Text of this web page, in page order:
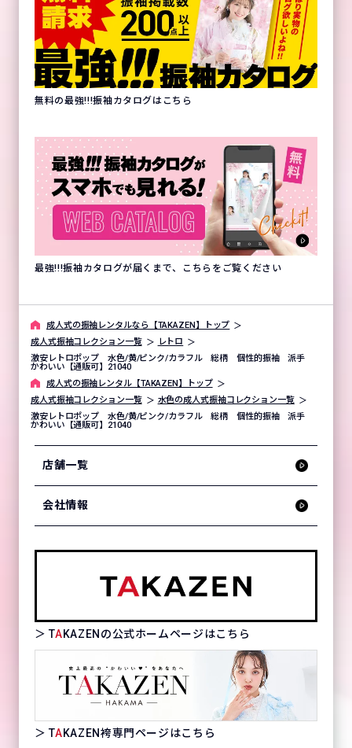
無料の最強!!!振袖カタログはこちら
最強!!!振袖カタログが届くまで、こちらをご覧ください
成⼈式の振袖レンタルなら【TAKAZEN】トップ
成人式振袖コレクション一覧
レトロ
激安レトロポップ 水色/黄/ピンク/カラフル 総柄 個性的振袖 派手
かわいい【通販可】21040
成⼈式の振袖レンタル【TAKAZEN】トップ
成人式振袖コレクション一覧
水色の成人式振袖コレクション一覧
激安レトロポップ 水色/黄/ピンク/カラフル 総柄 個性的振袖 派手
かわいい【通販可】21040
店舗一覧
会社情報
＞ TAKAZENの公式ホームページはこちら
＞ TAKAZEN袴専門ページはこちら